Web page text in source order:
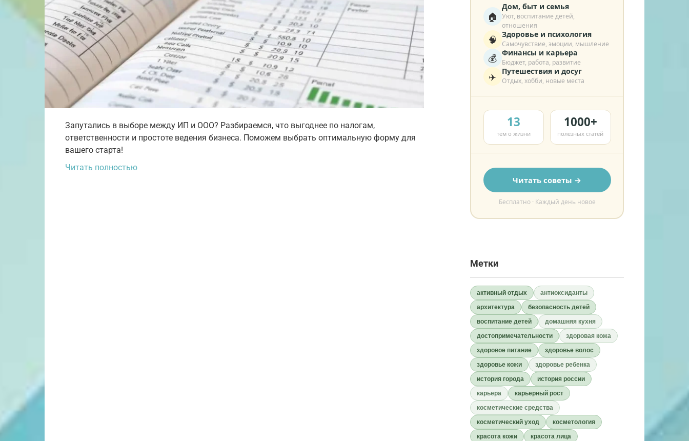
Запутались в выборе между ИП и ООО? Разбираемся, что выгоднее по налогам,
ответственности и простоте ведения бизнеса. Поможем выбрать оптимальную форму для
вашего старта!
Читать полностью
🏠
Дом, быт и семья
Уют, воспитание детей,
отношения
🧠 Здоровье и психология
Самочувствие, эмоции, мышление
💰 Финансы и карьера
Бюджет, работа, развитие
✈️ Путешествия и досуг
Отдых, хобби, новые места
13
тем о жизни
1000+
полезных статей
Читать советы →
Бесплатно · Каждый день новое
Метки
активный отдых
антиоксиданты
архитектура
безопасность детей
воспитание детей
домашняя кухня
достопримечательности
здоровая кожа
здоровое питание
здоровье волос
здоровье кожи
здоровье ребенка
история города
история россии
карьера
карьерный рост
косметические средства
косметический уход
косметология
красота кожи
красота лица